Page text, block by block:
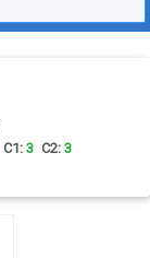
C1: 3 C2: 3